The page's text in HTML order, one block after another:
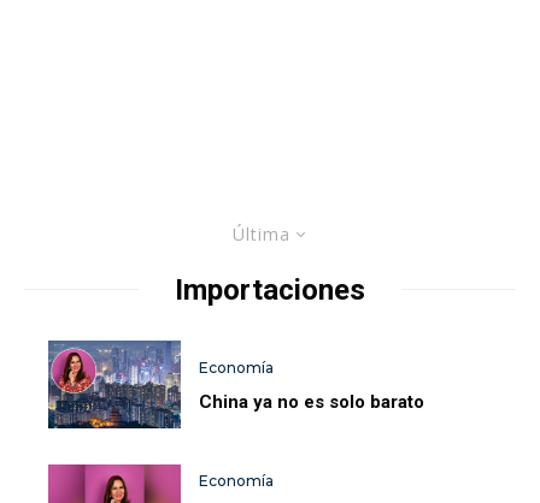
Última
Importaciones
Economía
China ya no es solo barato
Economía